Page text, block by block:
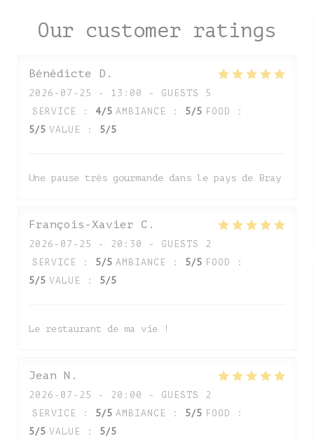
Our customer ratings
Bénédicte D
2026-07-25
- 13:00 - GUESTS 5
SERVICE
: 4/5 AMBIANCE : 5/5 FOOD
:
5/5 VALUE : 5/5
Une pause très gourmande dans le pays de Bray
François-Xavier C
2026-07-25
- 20:30 - GUESTS 2
SERVICE
: 5/5 AMBIANCE : 5/5 FOOD
:
5/5 VALUE : 5/5
Le restaurant de ma vie !
Jean N
2026-07-25
- 20:00 - GUESTS 2
SERVICE
: 5/5 AMBIANCE : 5/5 FOOD
:
5/5 VALUE : 5/5